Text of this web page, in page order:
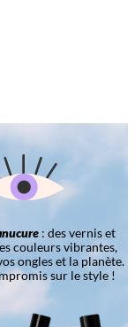
: des vernis et
couleurs vibrantes,
ongles et la planète.
sur le style !